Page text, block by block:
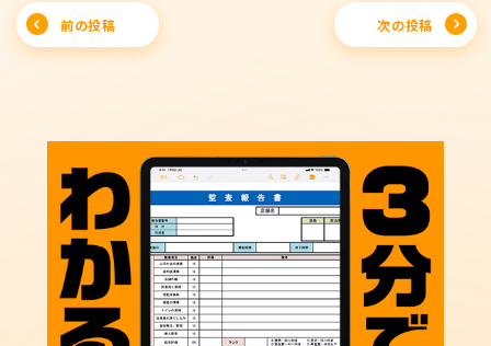
Post
navigation
前の投稿 次の投稿